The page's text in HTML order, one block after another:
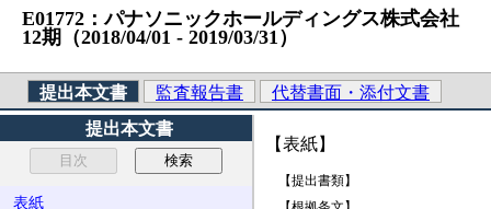
E01772：パナソニックホールディングス株式会社
12期（2018/04/01 ‐ 2019/03/31）
提出本文書 監査報告書
代替書面・添付文書
提出本文書